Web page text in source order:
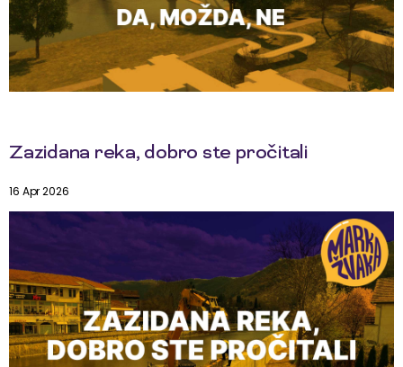
Zazidana reka, dobro ste pročitali
16 Apr 2026